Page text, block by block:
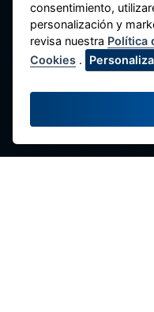
Av. Máximo
consentimiento,
personalización y
revisa nuestra Política
Cookies .